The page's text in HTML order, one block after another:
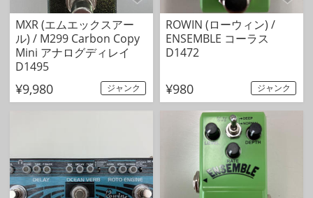
MXR (エムエックスアー
ル) / M299 Carbon Copy
Mini アナログディレイ
D1495
¥9,980 ジャンク
ROWIN (ローウィン) /
ENSEMBLE コーラス
D1472
¥980 ジャンク